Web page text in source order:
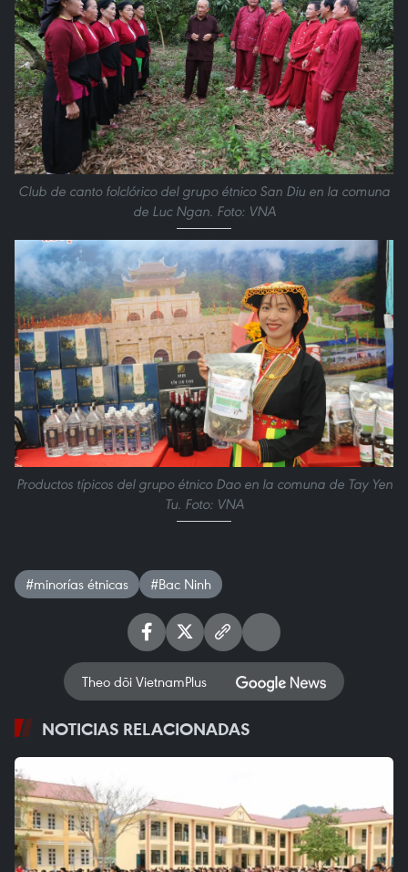
Club de canto folclórico del grupo étnico San Diu en la comuna
de Luc Ngan. Foto: VNA
Productos típicos del grupo étnico Dao en la comuna de Tay Yen
Tu. Foto: VNA
#minorías étnicas #Bac Ninh
Theo dõi VietnamPlus
NOTICIAS RELACIONADAS